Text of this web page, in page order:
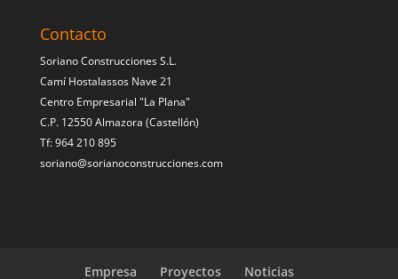
Contacto
Soriano Construcciones S.L.
Camí Hostalassos Nave 21
Centro Empresarial "La Plana"
C.P. 12550 Almazora (Castellón)
Tf: 964 210 895
soriano@sorianoconstrucciones.com
Empresa Proyectos Noticias